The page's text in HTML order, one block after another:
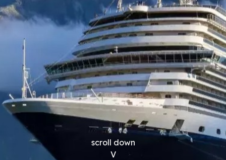
scroll down
V